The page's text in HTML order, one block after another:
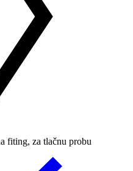
fiting, za tlačnu probu